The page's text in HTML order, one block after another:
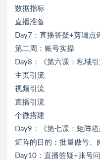
数据指标
直播准备
Day7：直播答疑+剪辑点
第二周：账号实操
Day8：《第六课：私域
主页引流
视频引流
直播引流
个微搭建
Day9：《第七课：矩阵
矩阵的目的：批量做号、
Day10：直播答疑+账号